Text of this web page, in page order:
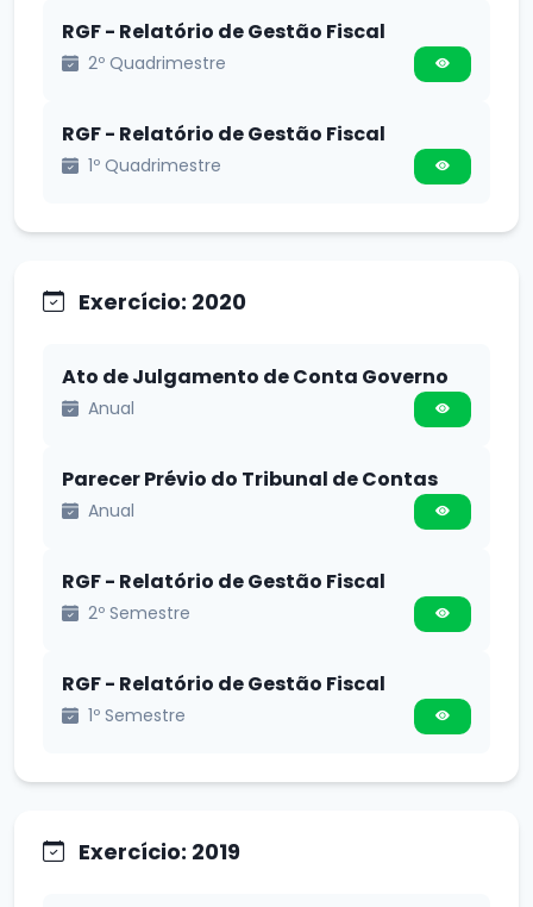
RGF - Relatório de Gestão Fiscal
2º Quadrimestre
RGF - Relatório de Gestão Fiscal
1º Quadrimestre
Exercício: 2020
Ato de Julgamento de Conta Governo
Anual
Parecer Prévio do Tribunal de Contas
Anual
RGF - Relatório de Gestão Fiscal
2º Semestre
RGF - Relatório de Gestão Fiscal
1º Semestre
Exercício: 2019